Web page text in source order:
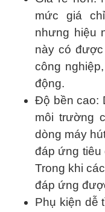
mức giá
nhưng hiệu
này có
công
động.
Độ bền cao:
môi trường
dòng máy
đáp ứng tiêu
Trong khi
đáp ứng
Phụ kiện dễ